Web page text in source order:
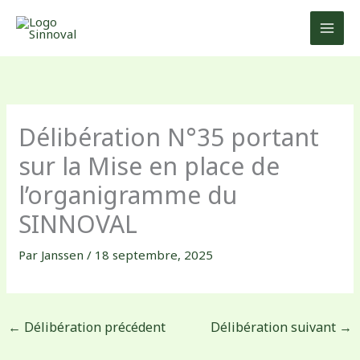
Délibération N°35 portant
sur la Mise en place de
l’organigramme du
SINNOVAL
Par Janssen/ 18 septembre, 2025
← Délibération précédent Délibération suivant →